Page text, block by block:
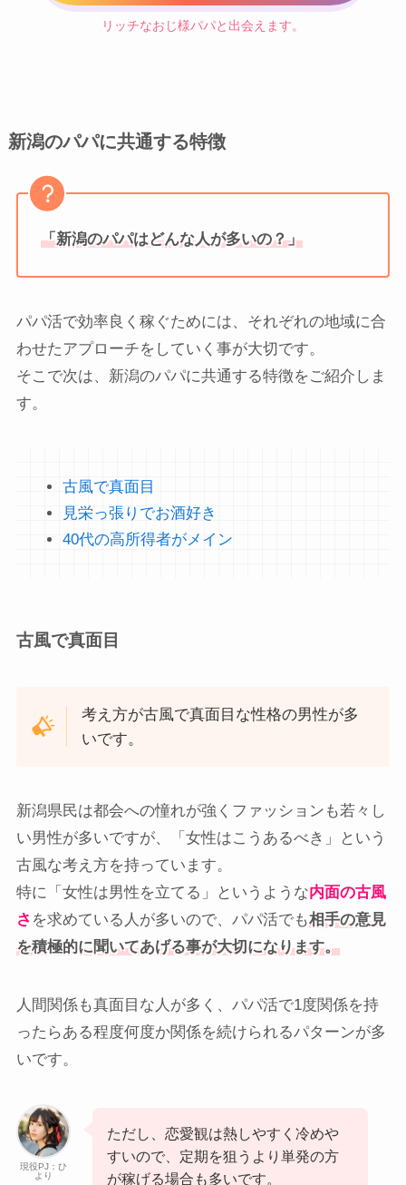
リッチなおじ様パパと出会えます。
新潟のパパに共通する特徴
「新潟のパパはどんな人が多いの？」
パパ活で効率良く稼ぐためには、それぞれの地域に合
わせたアプローチをしていく事が大切です。
そこで次は、新潟のパパに共通する特徴をご紹介しま
す。
古風で真面目
見栄っ張りでお酒好き
40代の高所得者がメイン
古風で真面目
考え方が古風で真面目な性格の男性が多
いです。
新潟県民は都会への憧れが強くファッションも若々し
い男性が多いですが、「女性はこうあるべき」という
古風な考え方を持っています。
特に「女性は男性を立てる」というような内面の古風
さ を求めている人が多いので、パパ活でも相手の意見
を積極的に聞いてあげる事が大切になります。
人間関係も真面目な人が多く、パパ活で1度関係を持
ったらある程度何度か関係を続けられるパターンが多
いです。
現役PJ：ひ
より
ただし、恋愛観は熱しやすく冷めや
すいので、定期を狙うより単発の方
が稼げる場合も多いです。